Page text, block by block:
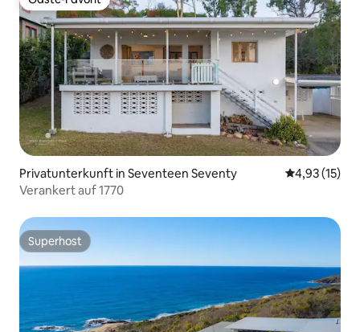
Gäste-Favorit
Privatunterkunft in Seventeen Seventy
4,93 (15)
Verankert auf 1770
Superhost
Superhost